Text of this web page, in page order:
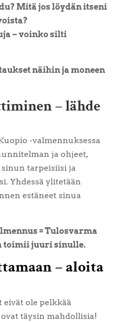
Mitä jos löydän itseni
– voinko silti
näihin ja moneen
– lähde
-valmennuksessa
ja ohjeet,
tarpeisiisi ja
Yhdessä ylitetään
estäneet sinua
= Tulosvarma
toimii juuri sinulle.
– aloita
ole pelkkää
täysin mahdollisia!